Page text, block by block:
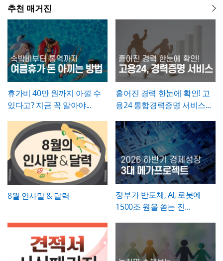
랍니다. 하자여부는 실제 현장 점검 결과에 따
용을 구체적으로 기재해 향후 보수 책임의 근
거로 삼을 수 있도록 하는 것이 좋습니다. 마
지막으로 발주처와 시공사 양측의 서명은 실
제 현장 검수에 참여한 담당자가 직접 하도록
하여, 이 확인서가 형식적 서류가 아니라 실질
적인 검증을 거친 문서로서의 효력을 갖도록
관리하시기 바랍니다.
측면에서도 함께 검토
💡 작성 팁
개선 계획서는 현황과 문제점을 최대한 구체
적인 수치로 제시하는 것이 설득력의 핵심
입
니다. "노후화되었다", "느리다"처럼 막연한
표현 대신 실제 사용연수, 장애 발생 빈도, 소
요 시간 등 정량적 근거를 제시하면 개선의 필
요성이 훨씬 명확하게 전달됩니다. 개선 목표
는 문제점에서 언급한 리스크가 해소되는 방
향으로 구체적으로 서술하고, 기대효과는 가
능한 한 수치화(업무시간 단축 몇 시간, 만족
도 개선 등)해 목표와의 인과관계가 드러나도
록 작성하는 것이 좋습니다.
보를 전달할 수 있도록 디자인되었습니다. 내
지는 깔끔한 그레이 톤으로 정리되어 있어 복
잡한 내용도 가독성 있게 담을 수 있으며, 아
웃도어 광고 마케팅 제안서부터 미디어 매체
소개서, 광고 캠페인 기획안, 브랜드 마케팅
전략서까지 다양한 문서를 보기 쉽게 제작할
수 있습니다. 광고대행사의 옥외광고 매체 소
개, 브랜드의 캠페인 기획 발표, 마케팅 대행
제안, 미디어 플래닝 보고 자료 등 실무에 필
요한 내용을 효과적으로 정리할 수 있으며, 광
광고 업체 등 다양한 분야에서 활용하기 좋습
니다. 특히 임팩트 있고 트렌디한 톤으로 크리
에이티브한 인상을 남겨야 하는 실무자와 기
획자에게 추천하는 템플릿입니다.
케팅 대행 제안서 등으로 다양하게 활용할 수
있습니다.
▪️ 다이어그램 페이지를 활용하면 캠페인 진행
프로세스, 매체 집행 일정, 성과 지표 등을 한
눈에 보기 쉽게 정리할 수 있습니다.
▪️ 문구와 이미지 교체만으로 옥외광고 매체 제
안서, 브랜드 마케팅 전략서, 광고 실적 보고
자료 등 다양한 주제로 응용 가능합니다.
▪️ 블랙&라임그린의 강렬한 컬러 대비 덕분에
발표 자료를 만들 때 감각적이고 임팩트 있는
인상을 남길 수 있습니다.
* 해당 템플릿에 사용된 폰트는 [ Cafe24 PRO
Slim Max ] 입니다.
폰트가 없을 경우 기본 폰트로 보입니다.
* 폰트는 따로 제공되지 않으므로 다운로드
파워포인트 > 배경템플릿 > 비즈니스/금융
배경템플릿 12P
추천 매거진
휴가비 40만 원까지 아낄 수
있다고? 지금 꼭 알아야...
흩어진 경력 한눈에 확인! 고
용24 통합경력증명 서비스...
8월 인사말 & 달력
정부가 반도체, AI, 로봇에
1500조 원을 쏟는 진...